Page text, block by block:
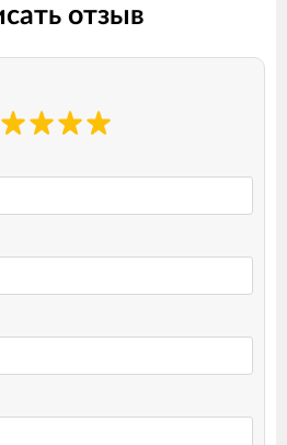
отзыв